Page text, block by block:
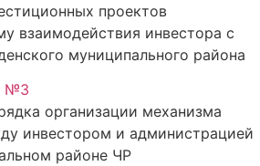
проектов
взаимодействия инвестора с
муниципального района
№3
организации механизма
инвестором и администрацией
районе ЧР